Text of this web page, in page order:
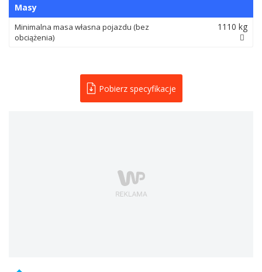
Masy
Minimalna masa własna pojazdu (bez
obciążenia)
1110 kg
Pobierz specyfikacje